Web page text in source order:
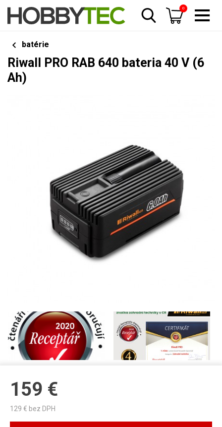
0
batérie
Riwall PRO RAB 640 bateria 40 V (6
Ah)
159 €
129 € bez DPH